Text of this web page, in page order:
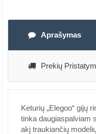
Aprašymas
Prekių
Keturių „Elegoo“ gijų
tinka daugiaspalviam
akį traukiančių